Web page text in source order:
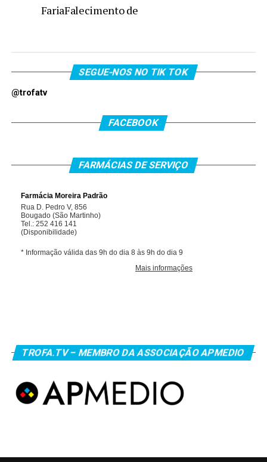
FariaFalecimento de
SEGUE-NOS NO TIK TOK
@trofatv
FACEBOOK
FARMÁCIAS DE SERVIÇO
TROFA.TV – MEMBRO DA ASSOCIAÇÃO APMEDIO